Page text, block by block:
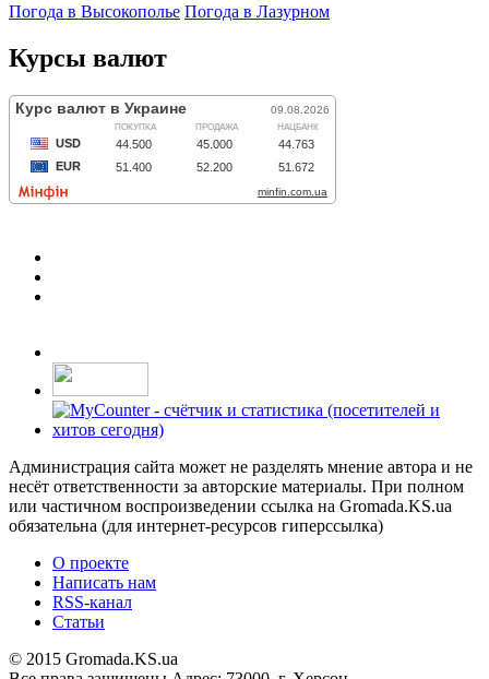
Погода в Высокополье Погода в Лазурном
Курсы валют
Администрация сайта может не разделять мнение автора и не
несёт ответственности за авторские материалы. При полном
или частичном воспроизведении ссылка на Gromada.KS.ua
обязательна (для интернет-ресурсов гиперссылка)
О проекте
Написать нам
RSS-канал
Статьи
© 2015 Gromada.KS.ua